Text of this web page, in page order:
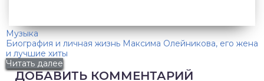
Музыка
Биография и личная жизнь Максима Олейникова, его жена
и лучшие хиты
Читать далее
ДОБАВИТЬ КОММЕНТАРИЙ